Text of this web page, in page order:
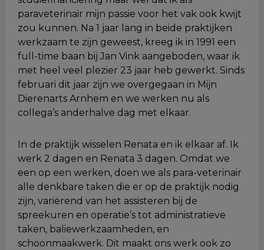
paraveterinair mijn passie voor het vak ook kwijt
zou kunnen. Na 1 jaar lang in beide praktijken
werkzaam te zijn geweest, kreeg ik in 1991 een
full-time baan bij Jan Vink aangeboden, waar ik
met heel veel plezier 23 jaar heb gewerkt. Sinds
februari dit jaar zijn we overgegaan in Mijn
Dierenarts Arnhem en we werken nu als
collega’s anderhalve dag met elkaar.
In de praktijk wisselen Renata en ik elkaar af. Ik
werk 2 dagen en Renata 3 dagen. Omdat we
een op een werken, doen we als para-veterinair
alle denkbare taken die er op de praktijk nodig
zijn, variërend van het assisteren bij de
spreekuren en operatie’s tot administratieve
taken, baliewerkzaamheden, en
schoonmaakwerk. Dit maakt ons werk ook zo